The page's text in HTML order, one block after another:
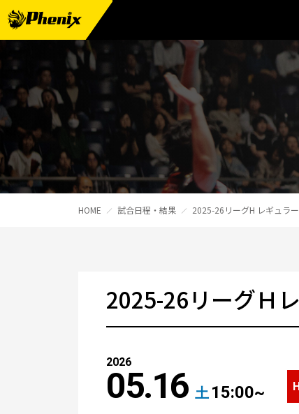
チーム情報
メンバー紹介
試合日程・結果
週刊フェニックス
トピックス
HOME 試合日程・結果 2025-26リーグH レギュラ
2025-26リーグＨ
2026
05.16 土 15:00~